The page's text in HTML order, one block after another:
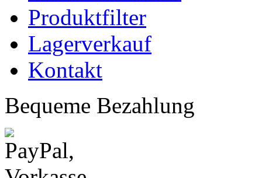
Produktfilter
Lagerverkauf
Kontakt
Bequeme Bezahlung